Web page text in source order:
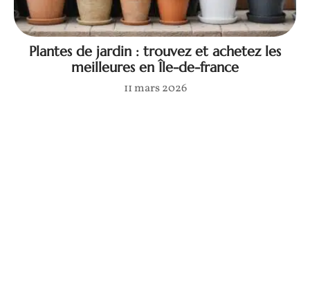
Plantes de jardin : trouvez et achetez les
meilleures en Île-de-france
11 mars 2026